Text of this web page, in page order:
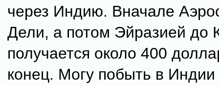
через Индию. Вначале
Дели, а потом Эйразией до
получается около 400
конец. Могу побыть в Индии